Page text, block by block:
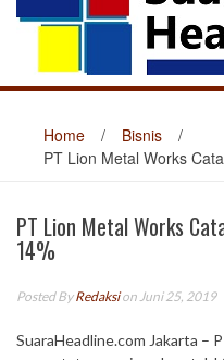
Home / Bisnis
/
PT Lion Metal Works
PT Lion Metal Works
14%
Posted ByRedaksion Juni 25, 2019
SuaraHeadline.com Jakarta –